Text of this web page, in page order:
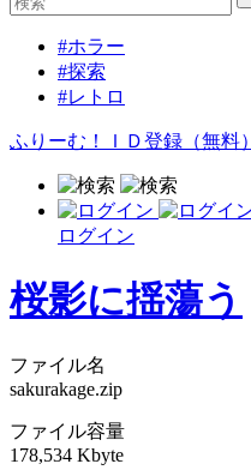
#ホラー
#探索
#レトロ
ふりーむ！ＩＤ登録（無料）
ログイン
桜影に揺蕩う
ファイル名
sakurakage.zip
ファイル容量
178,534 Kbyte